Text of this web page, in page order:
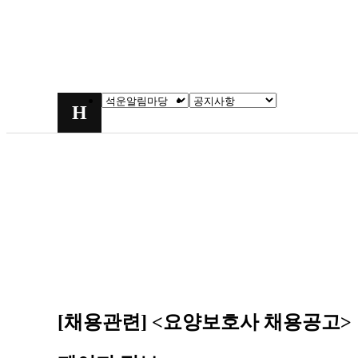
H
[채용관련] <요양보호사 채용공고>